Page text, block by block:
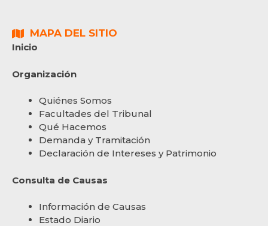
MAPA DEL SITIO
Inicio
Organización
Quiénes Somos
Facultades del Tribunal
Qué Hacemos
Demanda y Tramitación
Declaración de Intereses y Patrimonio
Consulta de Causas
Información de Causas
Estado Diario